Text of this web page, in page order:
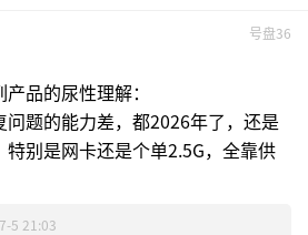
号盘36
品的尿性理解：
题的能力差，都2026年了，还是
别是网卡还是个单2.5G，全靠供
5 21:03